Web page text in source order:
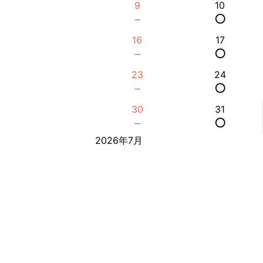
9
－
10
○
16
－
17
○
23
－
24
○
30
－
31
○
2026年7月